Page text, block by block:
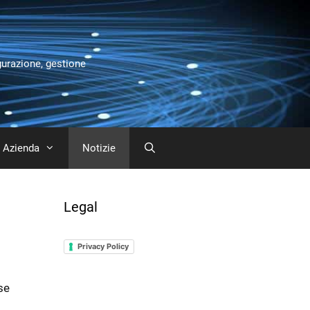
gestione
Azienda Notizie
Legal
Privacy Policy